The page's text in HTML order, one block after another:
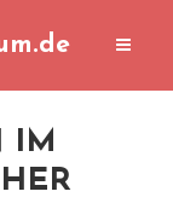
IM